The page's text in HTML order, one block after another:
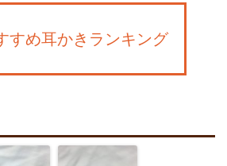
すめ耳かきランキング